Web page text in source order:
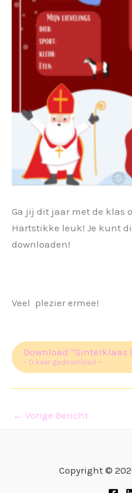
Ga jij dit jaar met de klas
Hartstikke leuk! Je kunt
downloaden!
Veel plezier ermee!
Download “Sinterklaas
– 0 keer gedownload –
← Vorige Bericht
Copyright ©